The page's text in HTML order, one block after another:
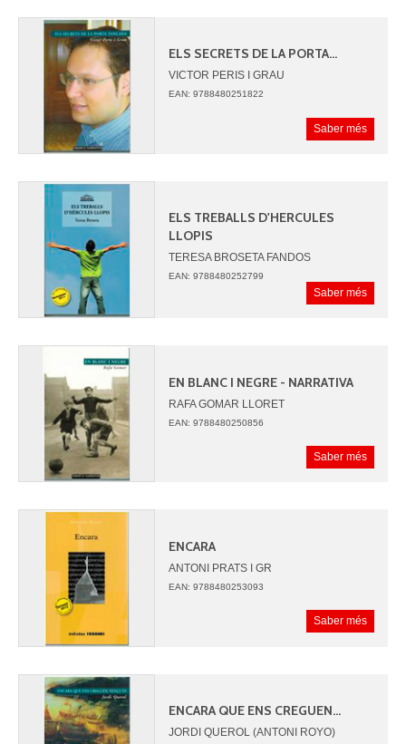
ELS SECRETS DE LA PORTA...
VICTOR PERIS I GRAU
EAN: 9788480251822
Saber més
ELS TREBALLS D'HERCULES
LLOPIS
TERESA BROSETA FANDOS
EAN: 9788480252799
Saber més
EN BLANC I NEGRE - NARRATIVA
RAFA GOMAR LLORET
EAN: 9788480250856
Saber més
ENCARA
ANTONI PRATS I GR
EAN: 9788480253093
Saber més
ENCARA QUE ENS CREGUEN...
JORDI QUEROL (ANTONI ROYO)